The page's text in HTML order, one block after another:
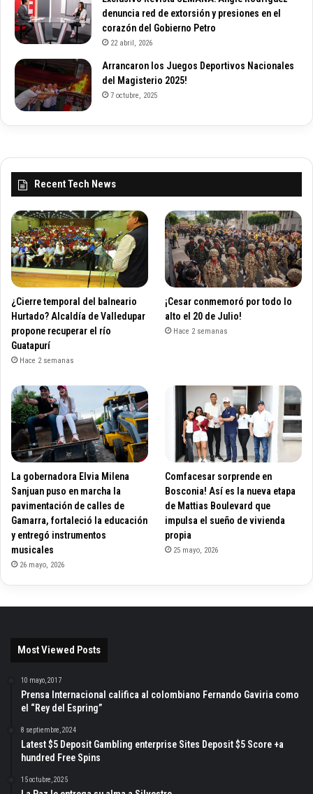
denuncia red de extorsión y presiones en el
corazón del Gobierno Petro
22 abril, 2026
Arrancaron los Juegos Deportivos Nacionales
del Magisterio 2025!
7 octubre, 2025
Recent Tech News
¿Cierre temporal del balneario
Hurtado? Alcaldía de Valledupar
propone recuperar el río
Guatapurí
Hace 2 semanas
¡Cesar conmemoró por todo lo
alto el 20 de Julio!
Hace 2 semanas
La gobernadora Elvia Milena
Sanjuan puso en marcha la
pavimentación de calles de
Gamarra, fortaleció la educación
y entregó instrumentos
musicales
26 mayo, 2026
Comfacesar sorprende en
Bosconia! Así es la nueva etapa
de Mattias Boulevard que
impulsa el sueño de vivienda
propia
25 mayo, 2026
Most Viewed Posts
10 mayo, 2017
Prensa Internacional califica al colombiano Fernando Gaviria como
el “Rey del Espring”
8 septiembre, 2024
Latest $5 Deposit Gambling enterprise Sites Deposit $5 Score +a
hundred Free Spins
15 octubre, 2025